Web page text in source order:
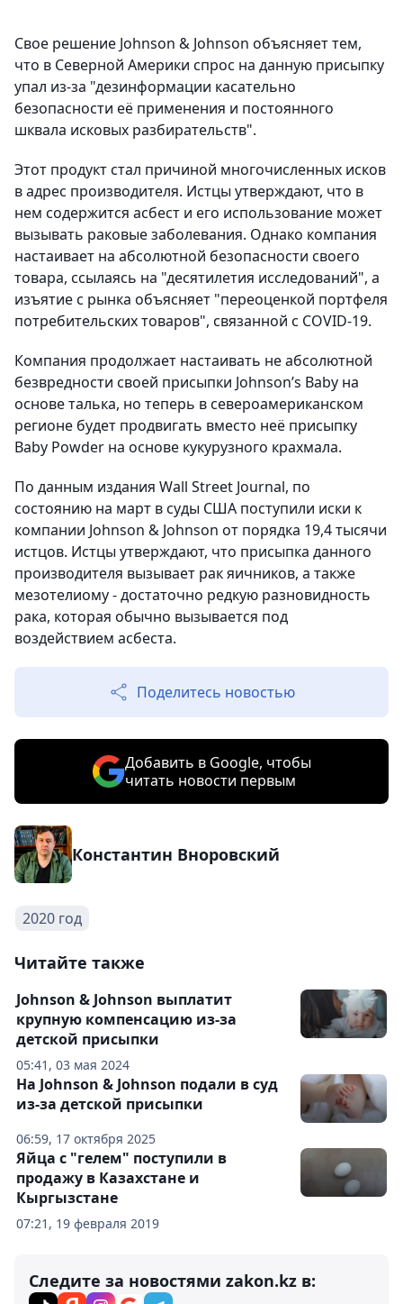
Свое решение Johnson & Johnson объясняет тем,
что в Северной Америки спрос на данную присыпку
упал из-за "дезинформации касательно
безопасности её применения и постоянного
шквала исковых разбирательств".
Этот продукт стал причиной многочисленных исков
в адрес производителя. Истцы утверждают, что в
нем содержится асбест и его использование может
вызывать раковые заболевания. Однако компания
настаивает на абсолютной безопасности своего
товара, ссылаясь на "десятилетия исследований", а
изъятие с рынка объясняет "переоценкой портфеля
потребительских товаров", связанной с COVID-19.
Компания продолжает настаивать не абсолютной
безвредности своей присыпки Johnson’s Baby на
основе талька, но теперь в североамериканском
регионе будет продвигать вместо неё присыпку
Baby Powder на основе кукурузного крахмала.
По данным издания Wall Street Journal, по
состоянию на март в суды США поступили иски к
компании Johnson & Johnson от порядка 19,4 тысячи
истцов. Истцы утверждают, что присыпка данного
производителя вызывает рак яичников, а также
мезотелиому - достаточно редкую разновидность
рака, которая обычно вызывается под
воздействием асбеста.
Поделитесь новостью
Добавить в Google, чтобы
читать новости первым
Константин Вноровский
2020 год
Читайте также
05:41, 03 мая 2024
Johnson & Johnson выплатит
крупную компенсацию из-за
детской присыпки
06:59, 17 октября 2025
На Johnson & Johnson подали в суд
из-за детской присыпки
07:21, 19 февраля 2019
Яйца с "гелем" поступили в
продажу в Казахстане и
Кыргызстане
Следите за новостями zakon.kz в: